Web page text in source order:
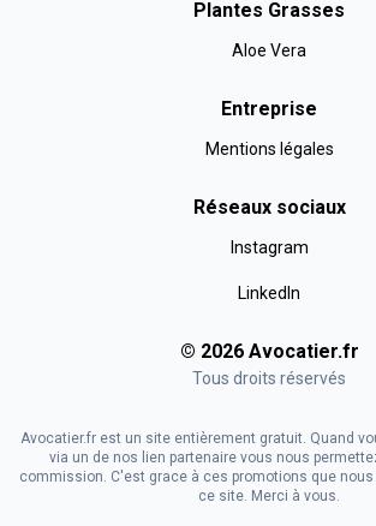
Plantes Grasses
Aloe Vera
Entreprise
Mentions légales
Réseaux sociaux
Instagram
LinkedIn
© 2026 Avocatier.fr
Tous droits réservés
Avocatier.fr est un site entièrement gratuit. Quand
via un de nos lien partenaire vous nous
commission. C'est grace à ces promotions que
ce site. Merci à vous.